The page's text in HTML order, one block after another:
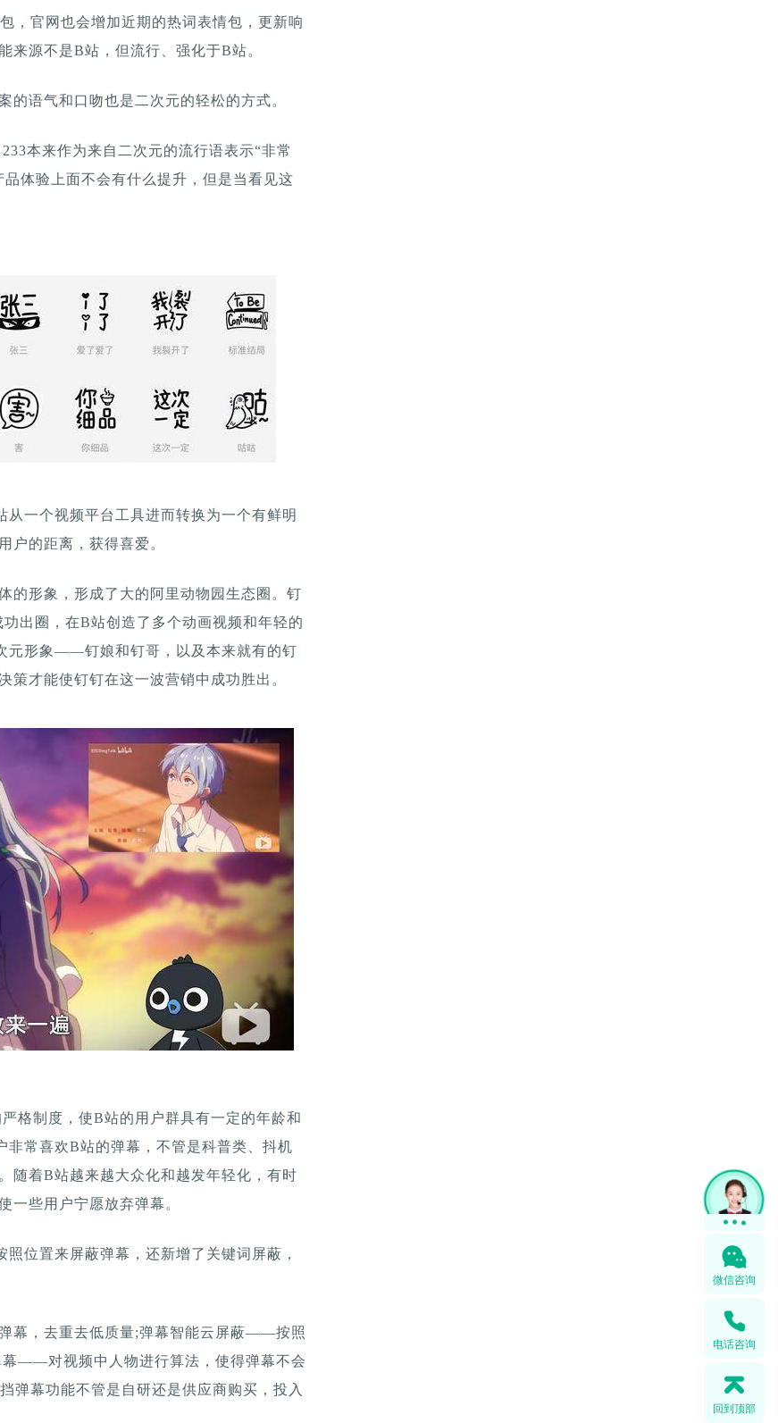
，官网也会增加近期的热词表情包，更新响
来源不是B站，但流行、强化于B站。
的语气和口吻也是二次元的轻松的方式。
本来作为来自二次元的流行语表示“非常
体验上面不会有什么提升，但是当看见这
一个视频平台工具进而转换为一个有鲜明
户的距离，获得喜爱。
的形象，形成了大的阿里动物园生态圈。钉
出圈，在B站创造了多个动画视频和年轻的
元形象——钉娘和钉哥，以及本来就有的钉
策才能使钉钉在这一波营销中成功胜出。
格制度，使B站的用户群具有一定的年龄和
常喜欢B站的弹幕，不管是科普类、抖机
随着B站越来越大众化和越发年轻化，有时
一些用户宁愿放弃弹幕。
位置来屏蔽弹幕，还新增了关键词屏蔽，
幕，去重去低质量;弹幕智能云屏蔽——按照
——对视频中人物进行算法，使得弹幕不会
弹幕功能不管是自研还是供应商购买，投入
微信咨询
电话咨询
回到顶部